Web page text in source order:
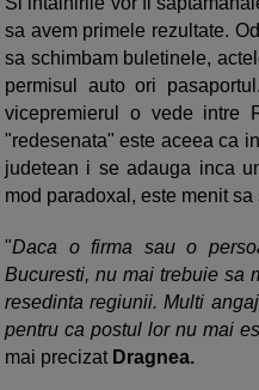
sa avem primele rezultate.
sa schimbam buletinele,
permisul auto ori
vicepremierul o vede intre
"redesenata" este aceea ca
judetean i se adauga inca
mod paradoxal, este menit
"Daca o firma sau o
Bucuresti, nu mai trebuie sa
resedinta regiunii. Multi
pentru ca postul lor nu mai
mai precizat Dragnea.